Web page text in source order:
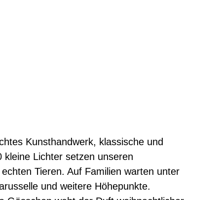
Kunsthandwerk, klassische und
Lichter setzen unseren
Tieren. Auf Familien warten unter
und weitere Höhepunkte.